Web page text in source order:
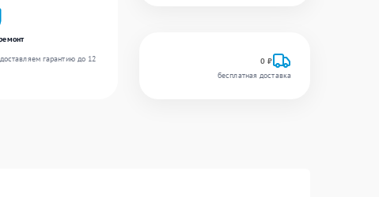
гарантию до 12
0 ₽
бесплатная доставка